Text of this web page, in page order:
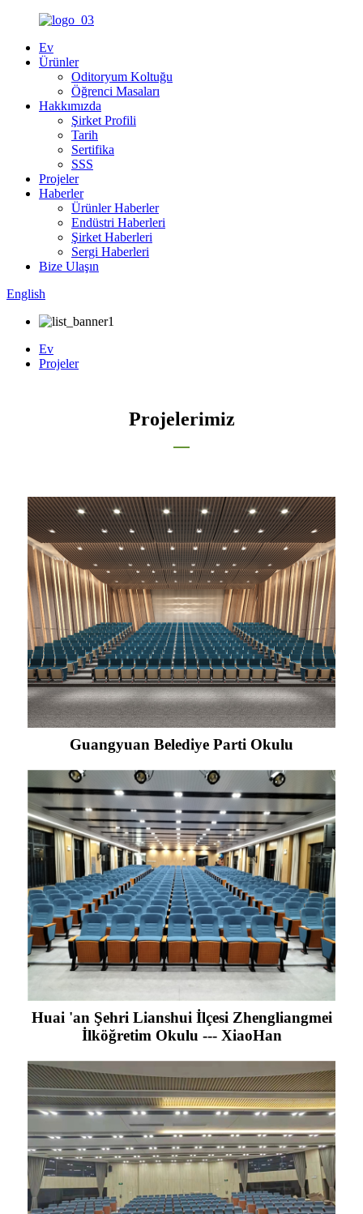
Ev
Ürünler
Oditoryum Koltuğu
Öğrenci Masaları
Hakkımızda
Şirket Profili
Tarih
Sertifika
SSS
Projeler
Haberler
Ürünler Haberler
Endüstri Haberleri
Şirket Haberleri
Sergi Haberleri
Bize Ulaşın
English
Ev
Projeler
Projelerimiz
Guangyuan Belediye Parti Okulu
Huai 'an Şehri Lianshui İlçesi Zhengliangmei
İlköğretim Okulu --- XiaoHan